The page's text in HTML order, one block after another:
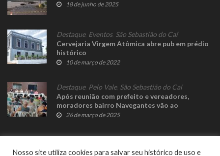
18 de junho de 2025
Destaque, Eventos, São Sebastião do Caí
Cervejaria Virgem Atômica abre pub em prédio
histórico
10 de março de 2022
Destaque, Pelo Vale, São Sebastião do Caí
Após reunião com prefeito e vereadores,
moradores bairro Navegantes vão ao
Ministério Público
26 de março de 2025
Nosso site utiliza cookies para salvar seu histórico de uso e